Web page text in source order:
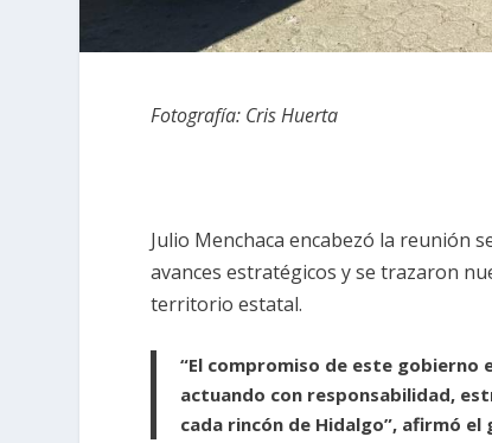
Fotografía: Cris Huerta
Julio Menchaca encabezó la reunión
avances estratégicos y se trazaron
territorio estatal.
“El compromiso de este gobierno
actuando con responsabilidad,
cada rincón de Hidalgo”, afirmó